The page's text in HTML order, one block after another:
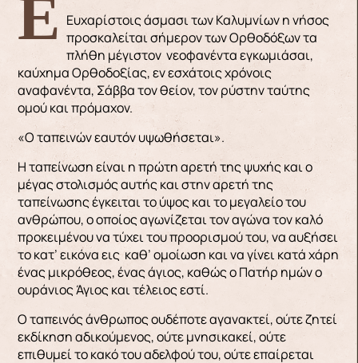
Ευχαρίστοις άσμασι των Καλυμνίων η νήσος
προσκαλείται σήμερον των Ορθοδόξων τα
πλήθη μέγιστον νεοφανέντα εγκωμιάσαι,
καύχημα Ορθοδοξίας, εν εσχάτοις χρόνοις
αναφανέντα, Σάββα τον θείον, τον ρύστην ταύτης
ομού και πρόμαχον.
«Ο ταπεινών εαυτόν υψωθήσεται».
Η ταπείνωση είναι η πρώτη αρετή της ψυχής και ο
μέγας στολισμός αυτής και στην αρετή της
ταπείνωσης έγκειται το ύψος και το μεγαλείο του
ανθρώπου, ο οποίος αγωνίζεται τον αγώνα τον καλό
προκειμένου να τύχει του προορισμού του, να αυξήσει
το κατ’ εικόνα εις καθ’ ομοίωση και να γίνει κατά χάρη
ένας μικρόθεος, ένας άγιος, καθώς ο Πατήρ ημών ο
ουράνιος Άγιος και τέλειος εστί.
Ο ταπεινός άνθρωπος ουδέποτε αγανακτεί, ούτε ζητεί
εκδίκηση αδικούμενος, ούτε μνησικακεί, ούτε
επιθυμεί το κακό του αδελφού του, ούτε επαίρεται